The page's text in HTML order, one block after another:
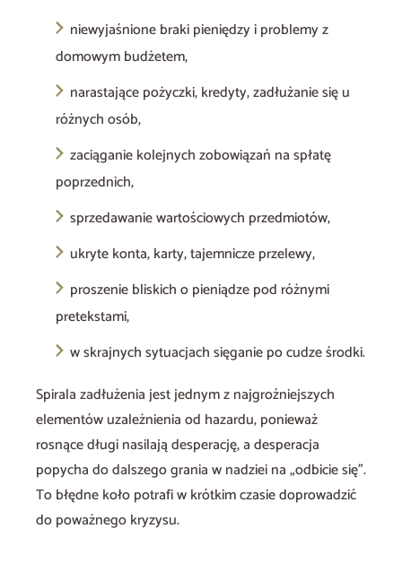
niewyjaśnione braki pieniędzy i problemy z
domowym budżetem,
narastające pożyczki, kredyty, zadłużanie się u
różnych osób,
zaciąganie kolejnych zobowiązań na spłatę
poprzednich,
sprzedawanie wartościowych przedmiotów,
ukryte konta, karty, tajemnicze przelewy,
proszenie bliskich o pieniądze pod różnymi
pretekstami,
w skrajnych sytuacjach sięganie po cudze środki.
Spirala zadłużenia jest jednym z najgroźniejszych
elementów uzależnienia od hazardu, ponieważ
rosnące długi nasilają desperację, a desperacja
popycha do dalszego grania w nadziei na „odbicie się”.
To błędne koło potrafi w krótkim czasie doprowadzić
do poważnego kryzysu.